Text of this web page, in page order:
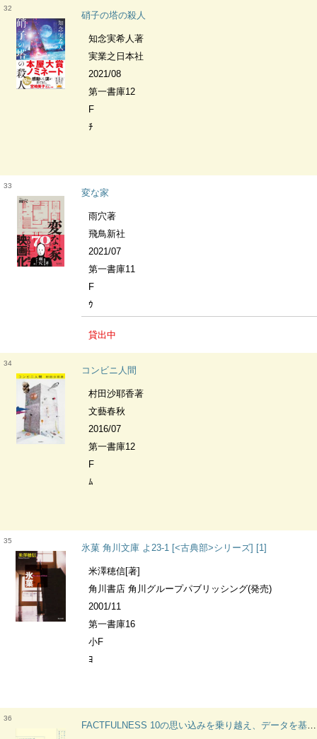
32
硝子の塔の殺人
知念実希人著
実業之日本社
2021/08
第一書庫12
F
ﾁ
33
変な家
雨穴著
飛鳥新社
2021/07
第一書庫11
F
ｳ
貸出中
34
コンビニ人間
村田沙耶香著
文藝春秋
2016/07
第一書庫12
F
ﾑ
35
氷菓 角川文庫 よ23-1 [<古典部>シリーズ] [1]
米澤穂信[著]
角川書店 角川グループパブリッシング(発売)
2001/11
第一書庫16
小F
ﾖ
36
FACTFULNESS 10の思い込みを乗り越え、データを基に世界を正しく見る習慣